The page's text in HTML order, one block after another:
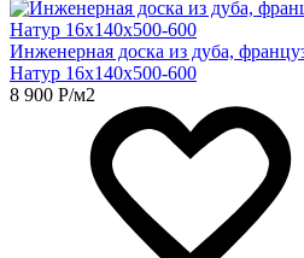
Инженерная доска из дуба,
Натур 16х140х500-600
8 900 Р/м2